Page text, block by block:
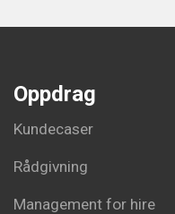
Oppdrag
Kundecaser
Rådgivning
Management for hire